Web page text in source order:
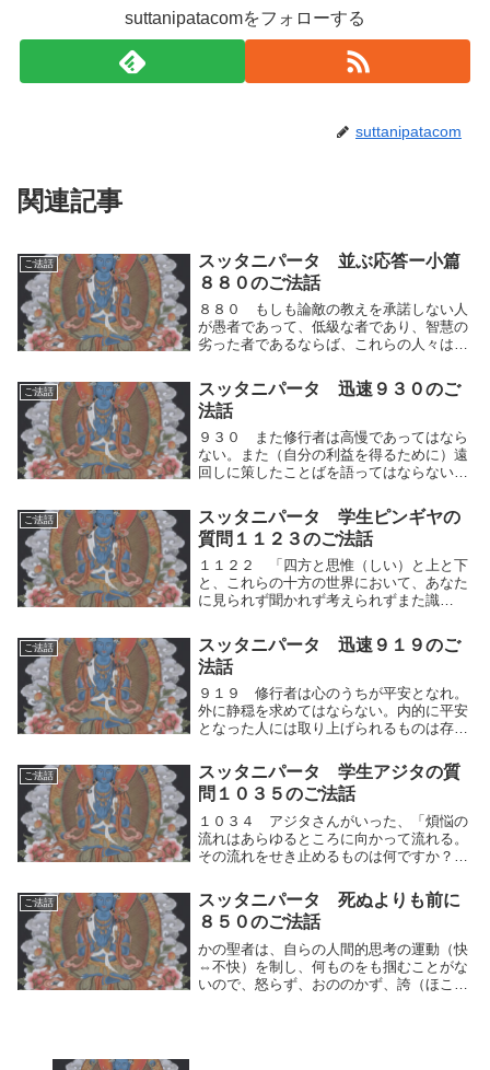
suttanipatacomをフォローする
suttanipatacom
関連記事
ご法話
スッタニパータ 並ぶ応答ー小篇
８８０のご法話
８８０ もしも論敵の教えを承諾しない人
が愚者であって、低級な者であり、智慧の
劣った者であるならば、これらの人々は人
まま、すべて各自の偏見を固執しているの
であるから、かれらはすべて愚者であり、
ごく智慧の劣...
ご法話
スッタニパータ 迅速９３０のご
法話
９３０ また修行者は高慢であってはなら
ない。また（自分の利益を得るために）遠
回しに策したことばを語ってはならない。
和をもたらす言辞を語ってはならない。ま
た修行者は自らの人間的思考の運動（快⇔
不快）を制し...
ご法話
スッタニパータ 学生ピンギヤの
質問１１２３のご法話
１１２２ 「四方と思惟（しい）と上と下
と、これらの十方の世界において、あなた
に見られず聞かれず考えられずまた識
うか理法を説いてください。それをわたく
しは知りたいのです、ーこの世において生
と老衰とを捨て去...
ご法話
スッタニパータ 迅速９１９のご
法話
９１９ 修行者は心のうちが平安となれ。
外に静穏を求めてはならない。内的に平安
となった人には取り上げられるものは存在
か。修行者は自らの人間的思考の運動（快
⇔不快）を制し、心のうちが平安となれ。
何かを掴もう...
ご法話
スッタニパータ 学生アジタの質
問１０３５のご法話
１０３４ アジタさんがいった、「煩悩の
流れはあらゆるところに向かって流れる。
その流れをせき止めるものは何ですか？そ
流れは何によって塞（ふさ）がれるのでし
ょうか？それを説いてください。」１０３
５ 師は答え...
ご法話
スッタニパータ 死ぬよりも前に
８５０のご法話
かの聖者は、自らの人間的思考の運動（快
⇔不快）を制し、何ものをも掴むことがな
いので、怒らず、おののかず、誇（ほこ）